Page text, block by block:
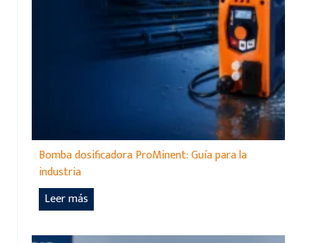
Bomba dosificadora ProMinent: Guía para la
industria
Leer más
o
m